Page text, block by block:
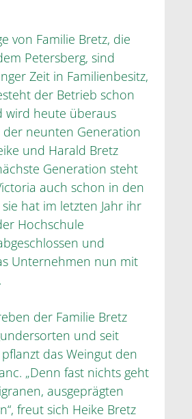
von Familie Bretz, die
Petersberg, sind
Zeit in Familienbesitz,
der Betrieb schon
wird heute überaus
der neunten Generation
und Harald Bretz
Generation steht
auch schon in den
hat im letzten Jahr ihr
Hochschule
und
Unternehmen nun mit
der Familie Bretz
und seit
das Weingut den
„Denn fast nichts geht
ausgeprägten
freut sich Heike Bretz